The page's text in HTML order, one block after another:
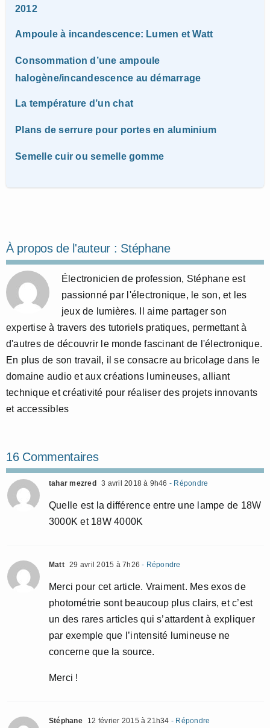
2012
Ampoule à incandescence: Lumen et Watt
Consommation d’une ampoule
halogène/incandescence au démarrage
La température d’un chat
Plans de serrure pour portes en aluminium
Semelle cuir ou semelle gomme
À propos de l'auteur : Stéphane
Électronicien de profession, Stéphane est
passionné par l'électronique, le son, et les
jeux de lumières. Il aime partager son
expertise à travers des tutoriels pratiques, permettant à
d'autres de découvrir le monde fascinant de l'électronique.
En plus de son travail, il se consacre au bricolage dans le
domaine audio et aux créations lumineuses, alliant
technique et créativité pour réaliser des projets innovants
et accessibles
16 Commentaires
tahar mezred 3 avril 2018 à 9h46 - Répondre
Quelle est la différence entre une lampe de 18W
3000K et 18W 4000K
Matt 29 avril 2015 à 7h26 - Répondre
Merci pour cet article. Vraiment. Mes exos de
photométrie sont beaucoup plus clairs, et c’est
un des rares articles qui s’attardent à expliquer
par exemple que l’intensité lumineuse ne
concerne que la source.
Merci !
Stéphane 12 février 2015 à 21h34 - Répondre